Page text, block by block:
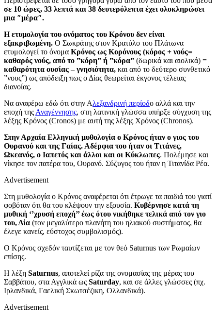
σε 10 ώρες, 33 λεπτά και 38 δευτερόλεπτα έχει ολοκληρώσει
μια ″μέρα″.
Ηετυμολογία του ονόματος του Κρόνου δεν είναι
εξακριβωμένη. Ο Σωκράτης στον Κρατύλο του Πλάτωνα
ετυμολογεί το όνομα Κρόνος ως Κορόνους (κόρος + νούς=
καθαρός νούς, από το ”κόρη” ή ”κόρα” (δωρικά και αιολικά) =
καθαρότητα ουσίας – γνησιότητα, και από το δεύτερο συνθετικό
”νους”) ως απόδειξη πως ο Δίας θεωρείται έκγονος τέλειας
διανοίας.
Να αναφέρω εδώ ότι στην Αλεξανδρινή περίοδο αλλά και την
εποχή της Αναγέννησης, στη λατινική γλώσσα υπήρξε σύγχυση της
λέξης Κρόνος (Cronos) με αυτή της λέξης Χρόνος (Chronos).
Στην Αρχαία Ελληνική μυθολογία ο Κρόνος ήταν ο γιος του
Ουρανού και της Γαίας. Αδέρφια του ήταν οι Τιτάνες,
Ωκεανός, ο Ιαπετός και άλλοι και οι Κύκλωπες. Πολέμησε και
νίκησε τον πατέρα του, Ουρανό. Σύζυγος του ήταν η Τιτανίδα Ρέα.
Advertisement
Στη μυθολογία ο Κρόνος αναφέρεται ότι έτρωγε τα παιδιά του γιατί
φοβόταν ότι θα του κλέψουν την εξουσία. Κυβέρνησε κατά τη
μυθική ‘’χρυσή εποχή’’ έως ότου νικήθηκε τελικά από τον γιο
του, Δία (τον μεγαλύτερο πλανήτη του ηλιακού συστήματος, θα
έλεγε κανείς, εύστοχος συμβολισμός).
Ο Κρόνος σχεδόν ταυτίζεται με τον θεό Saturnus των Ρωμαίων
επίσης.
Η λέξη Saturnus, αποτελεί ρίζα της ονομασίας της μέρας του
Σαββάτου, στα Αγγλικά ως Saturday, και σε άλλες γλώσσες (πχ.
Ιρλανδικά, Γαελική Σκωτσέζικη, Ολλανδικά).
Advertisement